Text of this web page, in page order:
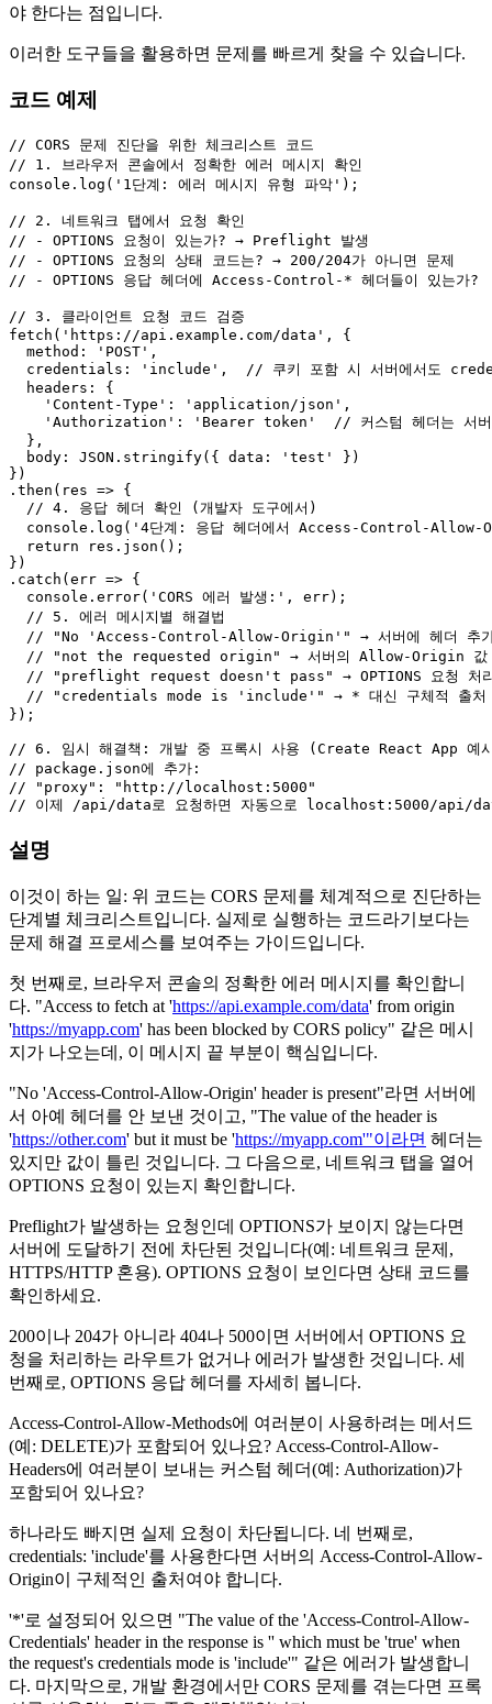
야 한다는 점입니다.
이러한 도구들을 활용하면 문제를 빠르게 찾을 수 있습니다.
코드 예제
// CORS 문제 진단을 위한 체크리스트 코드
// 1. 브라우저 콘솔에서 정확한 에러 메시지 확인
console . log ( '1단계: 에러 메시지 유형 파악' );
// 2. 네트워크 탭에서 요청 확인
// - OPTIONS 요청이 있는가? → Preflight 발생
// - OPTIONS 요청의 상태 코드는? → 200/204가 아니면 문제
// - OPTIONS 응답 헤더에 Access-Control-* 헤더들이 있는가?
// 3. 클라이언트 요청 코드 검증
fetch ( 'https://api.example.com/data' , {
method : 'POST' ,
credentials : 'include' , // 쿠키 포함 시 서버에서도
headers : {
'Content-Type' : 'application/json' ,
'Authorization' : 'Bearer token'
// 커스텀 헤더는 서
  },
body : JSON . stringify({ data : 'test'
})
})
. then ( res => {
// 4. 응답 헤더 확인 (개발자 도구에서)
console . log ( '4단계: 응답 헤더에서 Access-Control-
return res. json ();
})
. catch ( err => {
console . error( 'CORS 에러 발생:' , err);
// 5. 에러 메시지별 해결법
// "No 'Access-Control-Allow-Origin'" → 서버에 헤더 추
// "not the requested origin" → 서버의 Allow-Origin 값
// "preflight request doesn't pass" → OPTIONS 요청 처
// "credentials mode is 'include'" → * 대신 구체적 출처
});
// 6. 임시 해결책: 개발 중 프록시 사용 (Create React App 예
// package.json에 추가:
// "proxy": "http://localhost:5000"
// 이제 /api/data로 요청하면 자동으로 localhost:5000/api/
설명
이것이 하는 일: 위 코드는 CORS 문제를 체계적으로 진단하는
단계별 체크리스트입니다. 실제로 실행하는 코드라기보다는
문제 해결 프로세스를 보여주는 가이드입니다.
첫 번째로, 브라우저 콘솔의 정확한 에러 메시지를 확인합니
다. "Access to fetch at 'https://api.example.com/data' from origin
'https://myapp.com' has been blocked by CORS policy" 같은 메시
지가 나오는데, 이 메시지 끝 부분이 핵심입니다.
"No 'Access-Control-Allow-Origin' header is present"라면 서버에
서 아예 헤더를 안 보낸 것이고, "The value of the header is
'https://other.com' but it must be 'https://myapp.com'"이라면 헤더는
있지만 값이 틀린 것입니다. 그 다음으로, 네트워크 탭을 열어
OPTIONS 요청이 있는지 확인합니다.
Preflight가 발생하는 요청인데 OPTIONS가 보이지 않는다면
서버에 도달하기 전에 차단된 것입니다(예: 네트워크 문제,
HTTPS/HTTP 혼용). OPTIONS 요청이 보인다면 상태 코드를
확인하세요.
200이나 204가 아니라 404나 500이면 서버에서 OPTIONS 요
청을 처리하는 라우트가 없거나 에러가 발생한 것입니다. 세
번째로, OPTIONS 응답 헤더를 자세히 봅니다.
Access-Control-Allow-Methods에 여러분이 사용하려는 메서드
(예: DELETE)가 포함되어 있나요? Access-Control-Allow-
Headers에 여러분이 보내는 커스텀 헤더(예: Authorization)가
포함되어 있나요?
하나라도 빠지면 실제 요청이 차단됩니다. 네 번째로,
credentials: 'include'를 사용한다면 서버의 Access-Control-Allow-
Origin이 구체적인 출처여야 합니다.
'*'로 설정되어 있으면 "The value of the 'Access-Control-Allow-
Credentials' header in the response is '' which must be 'true' when
the request's credentials mode is 'include'" 같은 에러가 발생합니
다. 마지막으로, 개발 환경에서만 CORS 문제를 겪는다면 프록